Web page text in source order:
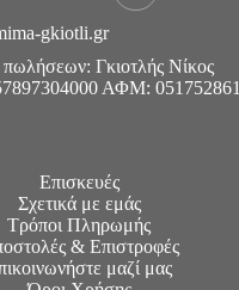
gkiotli.gr
Γκιοτλής Νίκος
ΑΦΜ: 051752861
Επισκευές
Σχετικά με εμάς
Τρόποι Πληρωμής
& Επιστροφές
μαζί μας